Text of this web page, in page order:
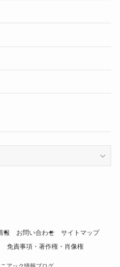
報 お問い合わせ
サイトマップ
免責事項・著作権・肖像権